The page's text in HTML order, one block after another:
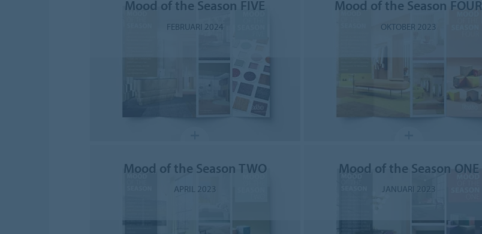
Mood of the Season FIVE
FEBRUARI 2024
Mood of the Season FOUR
OKTOBER 2023
Mood of the Season TWO
APRIL 2023
Mood of the Season ONE
JANUARI 2023